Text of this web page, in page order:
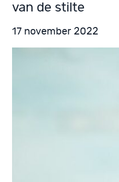
van de stilte
17 november 2022